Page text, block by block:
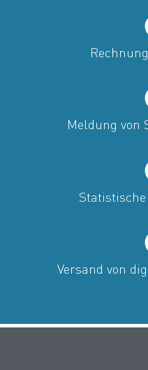
Meldung von
Versand von